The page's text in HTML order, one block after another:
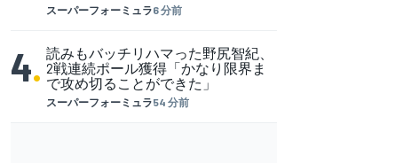
スーパーフォーミュラ6 分前
4.
スーパーフォーミュラ54 分前
読みもバッチリハマった野尻智紀、
2戦連続ポール獲得「かなり限界ま
で攻め切ることができた」